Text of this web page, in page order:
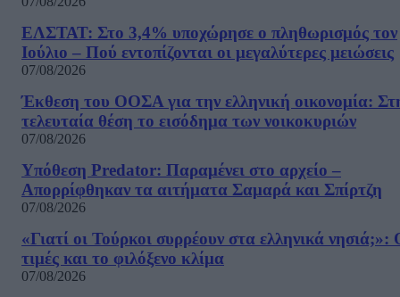
ΕΛΣΤΑΤ: Στο 3,4% υποχώρησε ο πληθωρισμός τον
Ιούλιο – Πού εντοπίζονται οι μεγαλύτερες μειώσεις
07/08/2026
Έκθεση του ΟΟΣΑ για την ελληνική οικονομία:
τελευταία θέση το εισόδημα των νοικοκυριών
07/08/2026
Υπόθεση Predator: Παραμένει στο αρχείο –
Απορρίφθηκαν τα αιτήματα Σαμαρά και Σπίρτζη
07/08/2026
«Γιατί οι Τούρκοι συρρέουν στα ελληνικά νησιά;»:
τιμές και το φιλόξενο κλίμα
07/08/2026